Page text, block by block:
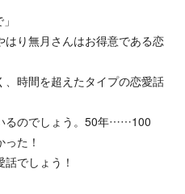
はり無月さんはお得意である恋
時間を超えたタイプの恋愛話
るのでしょう。50年……100
た！
でしょう！